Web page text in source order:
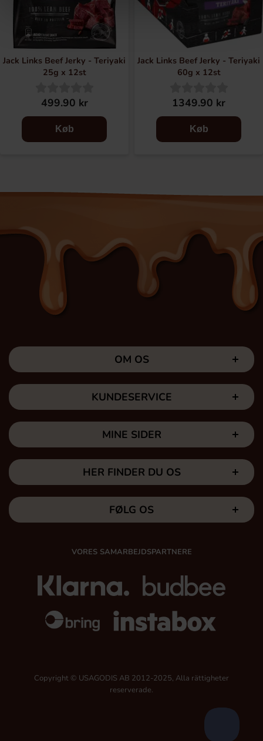
Jack Links Beef Jerky - Teriyaki
25g x 12st
499.90 kr
Køb
Jack Links Beef Jerky - Teriyaki
60g x 12st
1349.90 kr
Køb
OM OS
KUNDESERVICE
MINE SIDER
HER FINDER DU OS
FØLG OS
VORES SAMARBEJDSPARTNERE
Copyright © USAGODIS AB 2012-2025, Alla rättigheter
reserverade.